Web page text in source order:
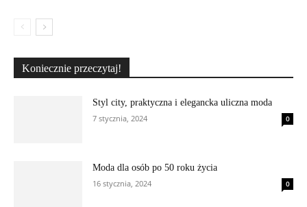
Koniecznie przeczytaj!
Styl city, praktyczna i elegancka uliczna moda
7 stycznia, 2024
0
Moda dla osób po 50 roku życia
16 stycznia, 2024
0